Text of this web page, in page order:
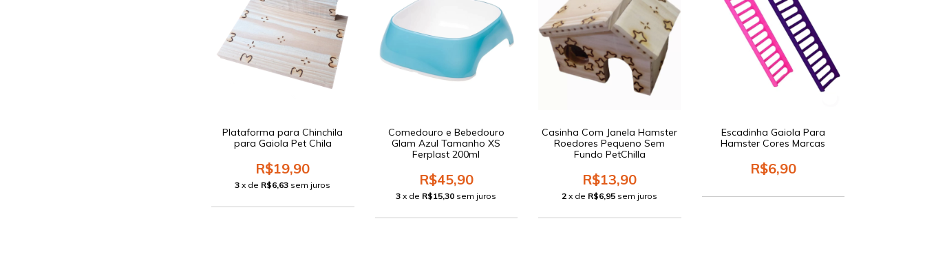
Plataforma para Chinchila
para Gaiola Pet Chila
R$19,90
3 x de R$6,63 sem juros
Comedouro e Bebedouro
Glam Azul Tamanho XS
Ferplast 200ml
R$45,90
3 x de R$15,30 sem juros
Casinha Com Janela Hamster
Roedores Pequeno Sem
Fundo PetChilla
R$13,90
2 x de R$6,95 sem juros
Escadinha Gaiola Para
Hamster Cores Marcas
R$6,90